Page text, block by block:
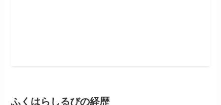
ふくはらしるびの経歴